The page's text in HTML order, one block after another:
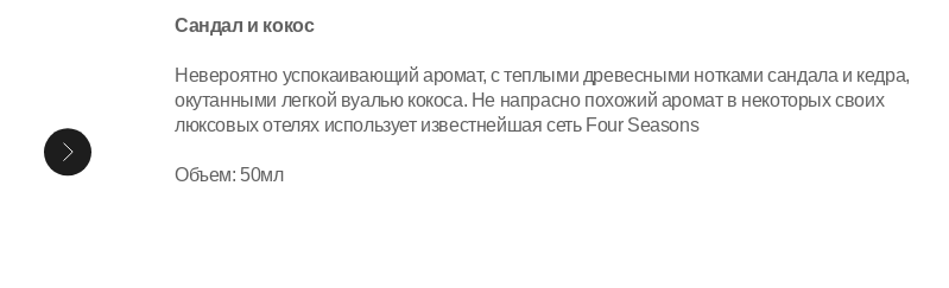
Сандал и кокос
Невероятно успокаивающий аромат, с теплыми древесными нотками сандала и кедра,
окутанными легкой вуалью кокоса. Не напрасно похожий аромат в некоторых своих
люксовых отелях использует известнейшая сеть Four Seasons
Объем: 50мл